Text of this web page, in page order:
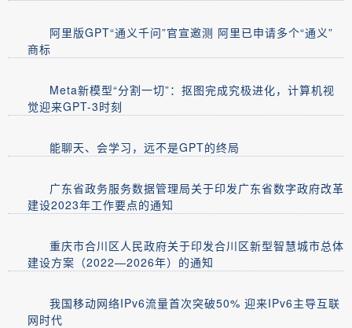
阿里版GPT“通义千问”官宣邀测 阿里已申请多个“通义”
商标
Meta新模型“分割一切”：抠图完成究极进化，计算机视
觉迎来GPT-3时刻
能聊天、会学习，远不是GPT的终局
广东省政务服务数据管理局关于印发广东省数字政府改革
建设2023年工作要点的通知
重庆市合川区人民政府关于印发合川区新型智慧城市总体
建设方案（2022—2026年）的通知
我国移动网络IPv6流量首次突破50% 迎来IPv6主导互联
网时代